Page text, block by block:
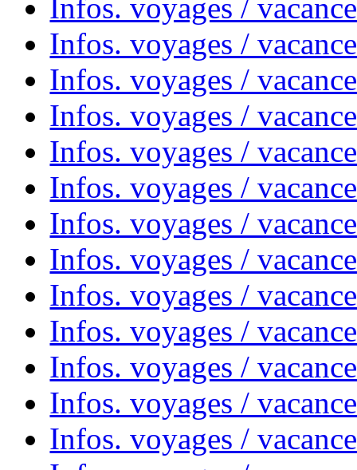
Infos. voyages /
Infos. voyages /
Infos. voyages /
Infos. voyages /
Infos. voyages /
Infos. voyages /
Infos. voyages /
Infos. voyages /
Infos. voyages /
Infos. voyages /
Infos. voyages /
Infos. voyages /
Infos. voyages /